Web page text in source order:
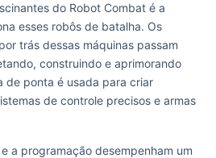
do Robot Combat é a
esses robôs de batalha. Os
trás dessas máquinas passam
construindo e aprimorando
de ponta é usada para criar
de controle precisos e armas
a programação desempenham um